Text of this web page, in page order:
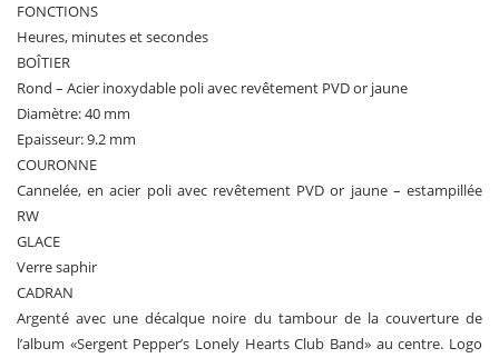
FONCTIONS
Heures, minutes et secondes
BOÎTIER
Rond – Acier inoxydable poli avec revêtement PVD or jaune
Diamètre: 40 mm
Epaisseur: 9.2 mm
COURONNE
Cannelée, en acier poli avec revêtement PVD or jaune – estampillée
RW
GLACE
Verre saphir
CADRAN
Argenté avec une décalque noire du tambour de la couverture de
l’album «Sergent Pepper’s Lonely Hearts Club Band» au centre. Logo